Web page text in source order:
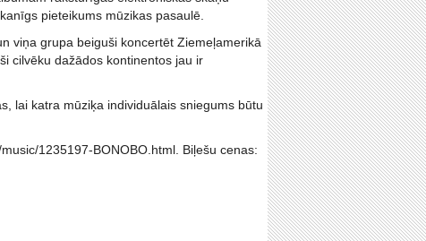
pieteikums mūzikas pasaulē.
viņa grupa beiguši koncertēt Ziemeļamerikā
cilvēku dažādos kontinentos jau ir
lai katra mūziķa individuālais sniegums būtu
1235197-BONOBO.html. Biļešu cenas: